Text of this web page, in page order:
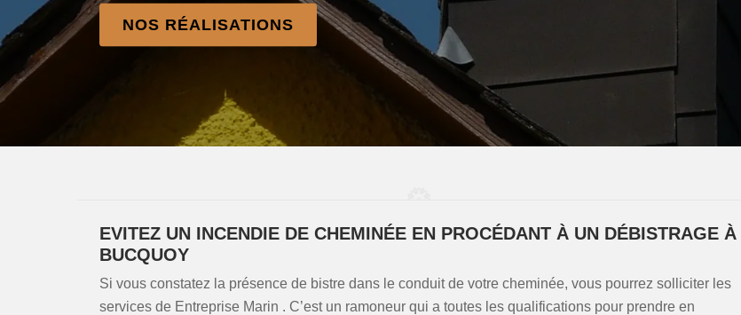
NOS RÉALISATIONS
EVITEZ UN INCENDIE DE CHEMINÉE EN PROCÉDANT À UN DÉBISTRAGE À
BUCQUOY
Si vous constatez la présence de bistre dans le conduit de votre cheminée, vous pourrez solliciter les
services de Entreprise Marin . C’est un ramoneur qui a toutes les qualifications pour prendre en